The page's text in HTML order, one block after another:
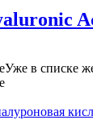
Уже в списке